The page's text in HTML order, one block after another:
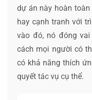
dự án này hoàn
hay cạnh tranh với
vào đó, nó đóng
cách mọi người có
có khả năng thích
quyết tác vụ cụ thể.